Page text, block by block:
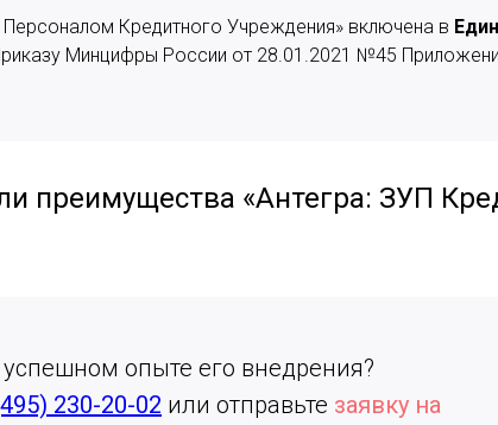
Кредитного Учреждения» включена в
Минцифры России от 28.01.2021 №45
преимущества «Антегра: ЗУП
опыте его внедрения?
230-20-02 или отправьте заявку на